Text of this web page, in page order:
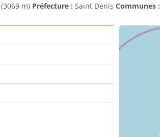
m) Préfecture : Saint Denis Communes :